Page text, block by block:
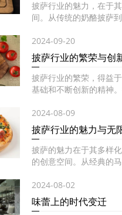
披萨行业的魅力，在于
间。从传统的奶酪披萨
2024-09-20
披萨行业的繁荣与创
披萨行业的繁荣，得益
基础和不断创新的精神
2024-08-09
披萨行业的魅力与无
披萨的魅力在于其多样
的创意空间。从经典的
2024-08-02
味蕾上的时代变迁